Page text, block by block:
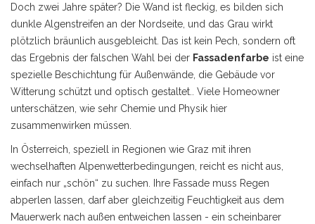
Doch zwei Jahre später? Die Wand ist fleckig, es bilden sich
dunkle Algenstreifen an der Nordseite, und das Grau wirkt
plötzlich bräunlich ausgebleicht. Das ist kein Pech, sondern oft
das Ergebnis der falschen Wahl bei der Fassadenfarbe ist eine
spezielle Beschichtung für Außenwände, die Gebäude vor
Witterung schützt und optisch gestaltet
. Viele Homeowner
unterschätzen, wie sehr Chemie und Physik hier
zusammenwirken müssen.
In Österreich, speziell in Regionen wie Graz mit ihren
wechselhaften Alpenwetterbedingungen, reicht es nicht aus,
einfach nur „schön“ zu suchen. Ihre Fassade muss Regen
abperlen lassen, darf aber gleichzeitig Feuchtigkeit aus dem
Mauerwerk nach außen entweichen lassen - ein scheinbarer